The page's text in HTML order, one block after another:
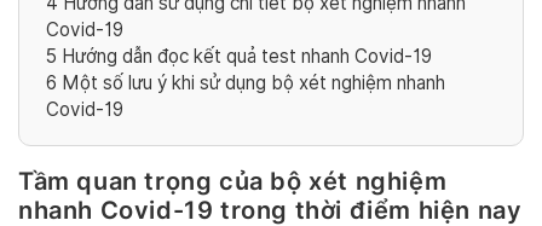
Covid-19
5 Hướng dẫn đọc kết quả test nhanh Covid-19
6 Một số lưu ý khi sử dụng bộ xét nghiệm nhanh
Covid-19
Tầm quan trọng của bộ xét nghiệm
nhanh Covid-19 trong thời điểm hiện nay